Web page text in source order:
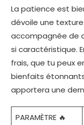
La patience est
dévoile une
accompagnée de
si caractéristique.
frais, que tu peux
bienfaits
apportera une
PARAMÈTRE 🔥